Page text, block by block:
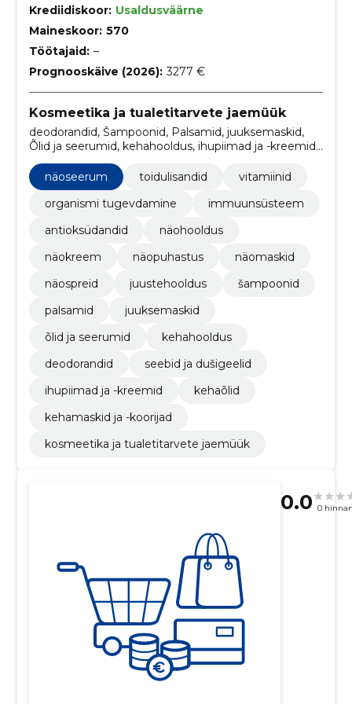
Krediidiskoor: Usaldusväärne
Maineskoor: 570
Töötajaid: –
Prognooskäive (2026): 3277 €
Kosmeetika ja tualetitarvete jaemüük
deodorandid, Šampoonid, Palsamid, juuksemaskid,
Õlid ja seerumid, kehahooldus, ihupiimad ja -kreemid,
kehamaskid ja -koorijad, kehaõlid, juustehooldus
näoseerum
toidulisandid
vitamiinid
organismi tugevdamine
immuunsüsteem
antioksüdandid
näohooldus
näokreem
näopuhastus
näomaskid
näospreid
juustehooldus
šampoonid
palsamid
juuksemaskid
õlid ja seerumid
kehahooldus
deodorandid
seebid ja dušigeelid
ihupiimad ja -kreemid
kehaõlid
kehamaskid ja -koorijad
kosmeetika ja tualetitarvete jaemüük
0.0 0